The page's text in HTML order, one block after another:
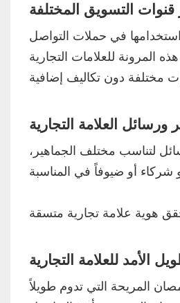
قنوات التسويق المختلفة
في حملات التواصل
المرونة للعلامات التجارية
العلامة التجارية
لتناسب مختلف الجماهير،
الأمد للعلامة التجارية
المريحة التي تدوم طويلاً